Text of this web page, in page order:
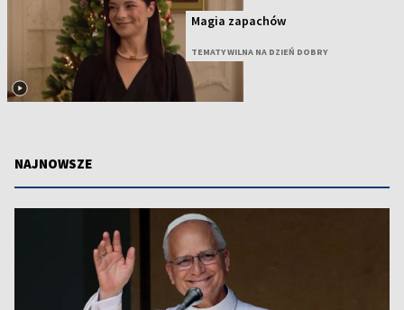
Magia zapachów
TEMATY WILNA NA DZIEŃ DOBRY
NAJNOWSZE